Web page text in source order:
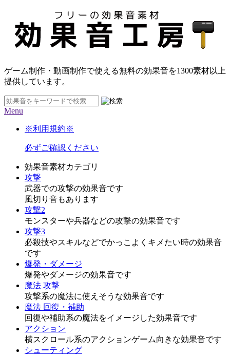
ゲーム制作・動画制作で使える無料の効果音を1300素材以上
提供しています。
Menu
※利用規約※
必ずご確認ください
効果音素材カテゴリ
攻撃
武器での攻撃の効果音です
風切り音もあります
攻撃2
モンスターや兵器などの攻撃の効果音です
攻撃3
必殺技やスキルなどでかっこよくキメたい時の効果音
です
爆発・ダメージ
爆発やダメージの効果音です
魔法 攻撃
攻撃系の魔法に使えそうな効果音です
魔法 回復・補助
回復や補助系の魔法をイメージした効果音です
アクション
横スクロール系のアクションゲーム向きな効果音です
シューティング